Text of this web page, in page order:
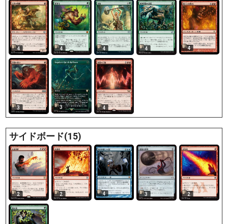
4 4 4 4 4
3 3 4
サイドボード(15)
2 2 4 3 2